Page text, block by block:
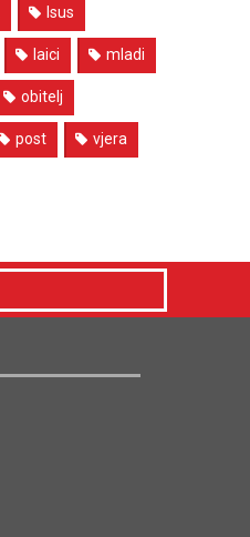
Isus
laici mladi
obitelj
post vjera